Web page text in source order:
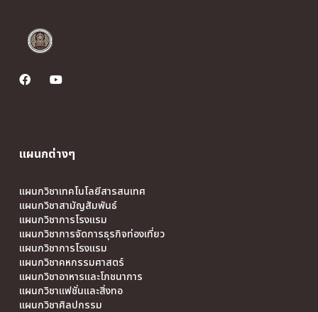
แผนกต่างๆ
แผนกวิชาเทคโนโลยีสารสนเทศ
แผนกวิชาสามัญสัมพันธ์
แผนกวิชาการโรงแรม
แผนกวิชาการจัดการธุรกิจท่องเที่ยว
แผนกวิชาการโรงแรม
แผนกวิชาคหกรรมศาสตร์
แผนกวิชาอาหารและโภชนาการ
แผนกวิชาแฟชั่นและสิ่งทอ
แผนกวิชาศิลปกรรม